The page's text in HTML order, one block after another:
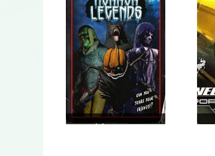
Odyssey
Horror